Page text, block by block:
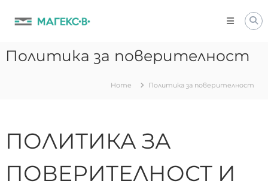
Политика за поверителност
Home Политика за поверителност
ПОЛИТИКА ЗА
ПОВЕРИТЕЛНОСТ И